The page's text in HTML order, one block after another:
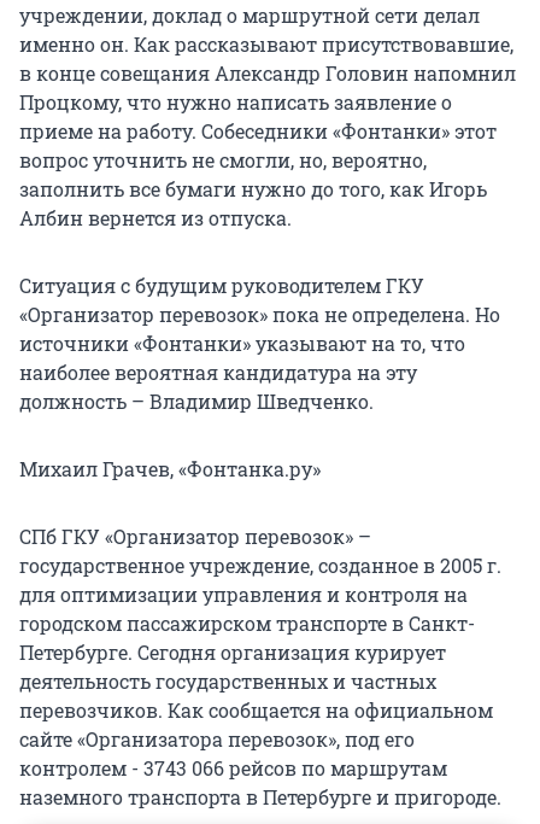
учреждении, доклад о маршрутной сети делал
именно он. Как рассказывают присутствовавшие,
в конце совещания Александр Головин напомнил
Процкому, что нужно написать заявление о
приеме на работу. Собеседники «Фонтанки» этот
вопрос уточнить не смогли, но, вероятно,
заполнить все бумаги нужно до того, как Игорь
Албин вернется из отпуска.
Ситуация с будущим руководителем ГКУ
«Организатор перевозок» пока не определена. Но
источники «Фонтанки» указывают на то, что
наиболее вероятная кандидатура на эту
должность – Владимир Шведченко.
Михаил Грачев, «Фонтанка.ру»
СПб ГКУ «Организатор перевозок» –
государственное учреждение, созданное в 2005 г.
для оптимизации управления и контроля на
городском пассажирском транспорте в Санкт-
Петербурге. Сегодня организация курирует
деятельность государственных и частных
перевозчиков. Как сообщается на официальном
сайте «Организатора перевозок», под его
контролем - 3743 066 рейсов по маршрутам
наземного транспорта в Петербурге и пригороде.